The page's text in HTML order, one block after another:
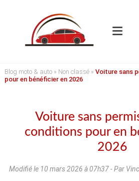
Blog moto & auto» Non classé» Voiture sans
pour en bénéficier en 2026
Voiture sans
conditions pour en
2026
Modifié le 10 mars 2026 à 07h37- Par